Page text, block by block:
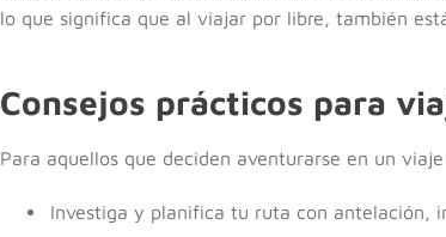
lo que significa que al viajar por libre, también
Consejos prácticos para
Para aquellos que deciden aventurarse en un
Investiga y planifica tu ruta con antelación,